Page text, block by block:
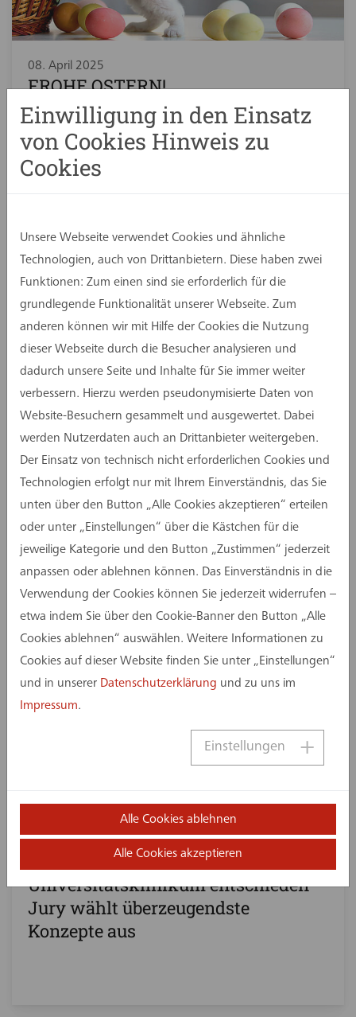
08. April 2025
FROHE OSTERN!
08. April 2025
Frederik Bettmer hält Gastvortrag an
der FH Münster
Wettbewerb zur Gestaltung des
neuen Psychiatriecampus am
Universitätsklinikum entschieden
Jury wählt überzeugendste
Konzepte aus
Einwilligung in den Einsatz
von Cookies Hinweis zu
Cookies
Unsere Webseite verwendet Cookies und ähnliche
Technologien, auch von Drittanbietern. Diese haben zwei
Funktionen: Zum einen sind sie erforderlich für die
grundlegende Funktionalität unserer Webseite. Zum
anderen können wir mit Hilfe der Cookies die Nutzung
dieser Webseite durch die Besucher analysieren und
dadurch unsere Seite und Inhalte für Sie immer weiter
verbessern. Hierzu werden pseudonymisierte Daten von
Website-Besuchern gesammelt und ausgewertet. Dabei
werden Nutzerdaten auch an Drittanbieter weitergeben.
Der Einsatz von technisch nicht erforderlichen Cookies und
Technologien erfolgt nur mit Ihrem Einverständnis, das Sie
unten über den Button „Alle Cookies akzeptieren“ erteilen
oder unter „Einstellungen“ über die Kästchen für die
jeweilige Kategorie und den Button „Zustimmen“ jederzeit
anpassen oder ablehnen können. Das Einverständnis in die
Verwendung der Cookies können Sie jederzeit widerrufen –
etwa indem Sie über den Cookie-Banner den Button „Alle
Cookies ablehnen“ auswählen. Weitere Informationen zu
Cookies auf dieser Website finden Sie unter „Einstellungen“
und in unserer Datenschutzerklärung und zu uns im
Impressum.
Einstellungen
Alle Cookies ablehnen
Alle Cookies akzeptieren